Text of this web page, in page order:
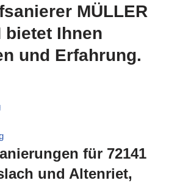
MÜLLER
bietet Ihnen
und Erfahrung.
für 72141
und Altenriet,